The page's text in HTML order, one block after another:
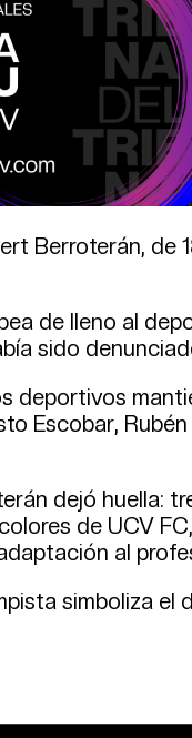
Berroterán,
de lleno al
sido
deportivos
Escobar,
dejó huella:
de UCV
al
simboliza